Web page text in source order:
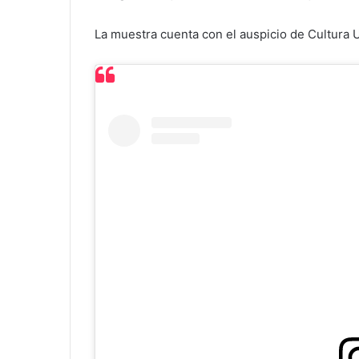
La muestra cuenta con el auspicio de Cultura